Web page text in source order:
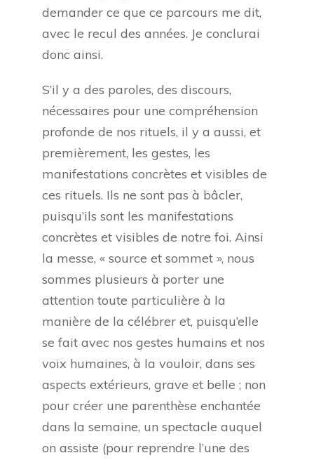
demander ce que ce parcours me dit,
avec le recul des années. Je conclurai
donc ainsi.
S’il y a des paroles, des discours,
nécessaires pour une compréhension
profonde de nos rituels, il y a aussi, et
premièrement, les gestes, les
manifestations concrètes et visibles de
ces rituels. Ils ne sont pas à bâcler,
puisqu’ils sont les manifestations
concrètes et visibles de notre foi. Ainsi
la messe, « source et sommet », nous
sommes plusieurs à porter une
attention toute particulière à la
manière de la célébrer et, puisqu’elle
se fait avec nos gestes humains et nos
voix humaines, à la vouloir, dans ses
aspects extérieurs, grave et belle ; non
pour créer une parenthèse enchantée
dans la semaine, un spectacle auquel
on assiste (pour reprendre l’une des